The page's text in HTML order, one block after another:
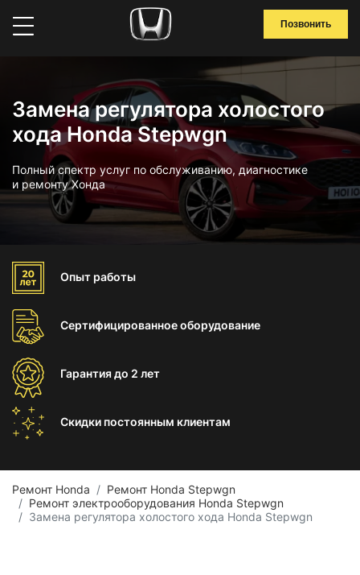
Позвонить
Замена регулятора холостого
хода Honda Stepwgn
Полный спектр услуг по обслуживанию, диагностике
и ремонту Хонда
Опыт работы
Сертифицированноеоборудование
Гарантиядо 2 лет
Скидки постоянным клиентам
Ремонт Honda
Ремонт Honda Stepwgn
Ремонт электрооборудования Honda Stepwgn
Замена регулятора холостого хода Honda Stepwgn